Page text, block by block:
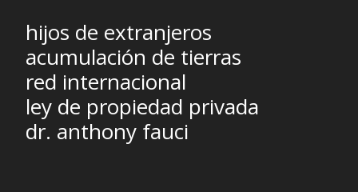
hijos de extranjeros
acumulación de tierras
red internacional
ley de propiedad privada
dr. anthony fauci